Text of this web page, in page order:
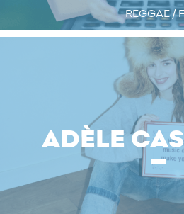
REGGAE /
ADÈLE